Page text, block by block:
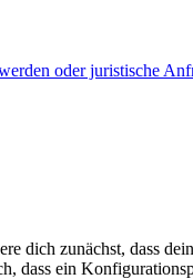
oder juristische
dich zunächst, dass
dass ein